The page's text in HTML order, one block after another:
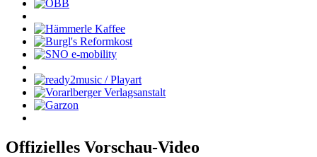
Offizielles Vorschau-Video